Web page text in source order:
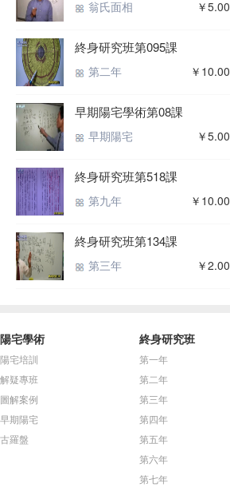
翁氏面相 ￥5.00
終身研究班第095課
第二年 ￥10.00
早期陽宅學術第08課
早期陽宅 ￥5.00
終身研究班第518課
第九年 ￥10.00
終身研究班第134課
第三年 ￥2.00
陽宅學術
陽宅培訓
解疑專班
圖解案例
早期陽宅
古羅盤
終身研究班
第一年
第二年
第三年
第四年
第五年
第六年
第七年